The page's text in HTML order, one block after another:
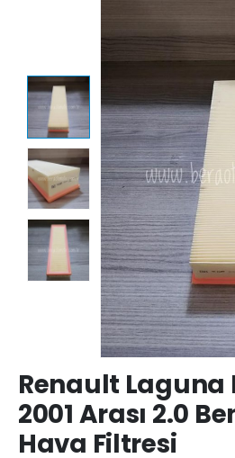
Renault Laguna
2001 Arası 2.0
Hava Filtresi